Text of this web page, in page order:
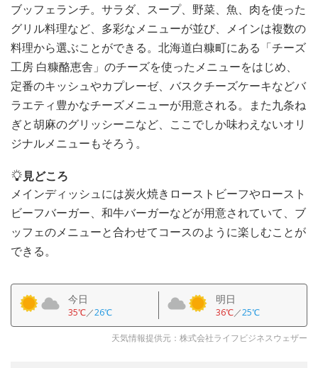
ブッフェランチ。サラダ、スープ、野菜、魚、肉を使った
グリル料理など、多彩なメニューが並び、メインは複数の
料理から選ぶことができる。北海道白糠町にある「チーズ
工房 白糠酪恵舎」のチーズを使ったメニューをはじめ、
定番のキッシュやカプレーゼ、バスクチーズケーキなどバ
ラエティ豊かなチーズメニューが用意される。また九条ね
ぎと胡麻のグリッシーニなど、ここでしか味わえないオリ
ジナルメニューもそろう。
見どころ
メインディッシュには炭火焼きローストビーフやロースト
ビーフバーガー、和牛バーガーなどが用意されていて、ブ
ッフェのメニューと合わせてコースのように楽しむことが
できる。
今日
35℃／26℃
明日
36℃／25℃
天気情報提供元：株式会社ライフビジネスウェザー